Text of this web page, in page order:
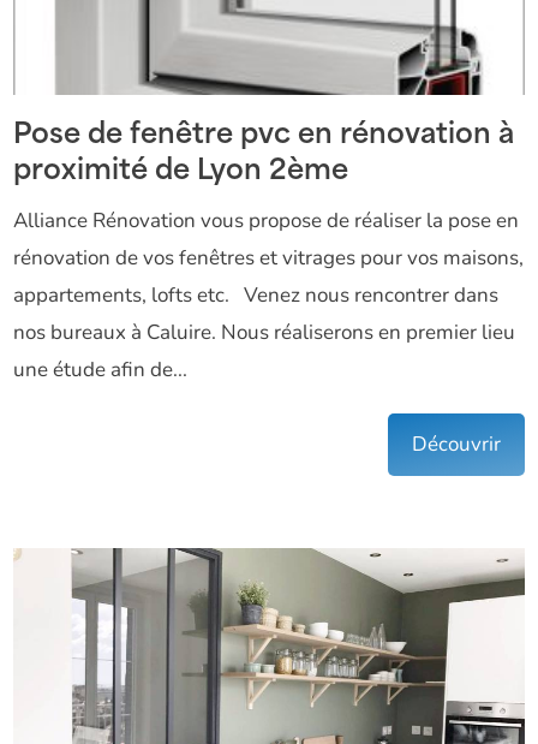
Pose de fenêtre pvc en rénovation à
proximité de Lyon 2ème
Alliance Rénovation vous propose de réaliser la pose en
rénovation de vos fenêtres et vitrages pour vos maisons,
appartements, lofts etc. Venez nous rencontrer dans
nos bureaux à Caluire. Nous réaliserons en premier lieu
une étude afin de...
Découvrir